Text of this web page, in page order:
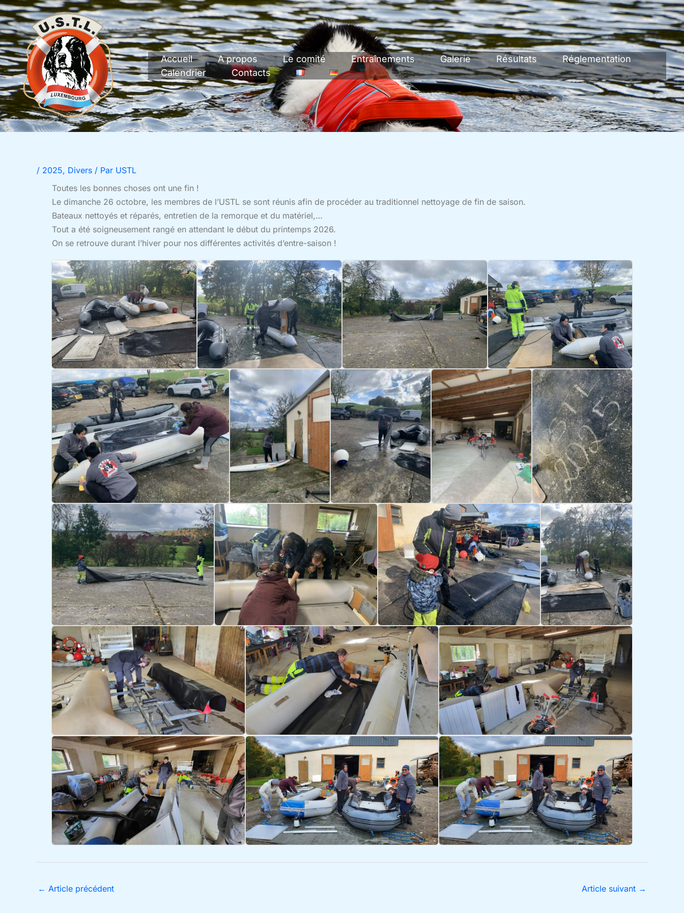
Aller
au
contenu
Accueil A propos Le comité Entraînements Galerie Résultats
Réglementation
Calendrier
Contacts
/ 2025, Divers / Par USTL
Toutes les bonnes choses ont une fin !
Le dimanche 26 octobre, les membres de l’USTL se sont réunis afin de procéder au traditionnel nettoyage de fin de saison.
Bateaux nettoyés et réparés, entretien de la remorque et du matériel,…
Tout a été soigneusement rangé en attendant le début du printemps 2026.
On se retrouve durant l’hiver pour nos différentes activités d’entre-saison !
← Article précédent Article suivant →